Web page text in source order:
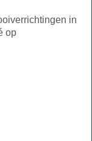
in
op